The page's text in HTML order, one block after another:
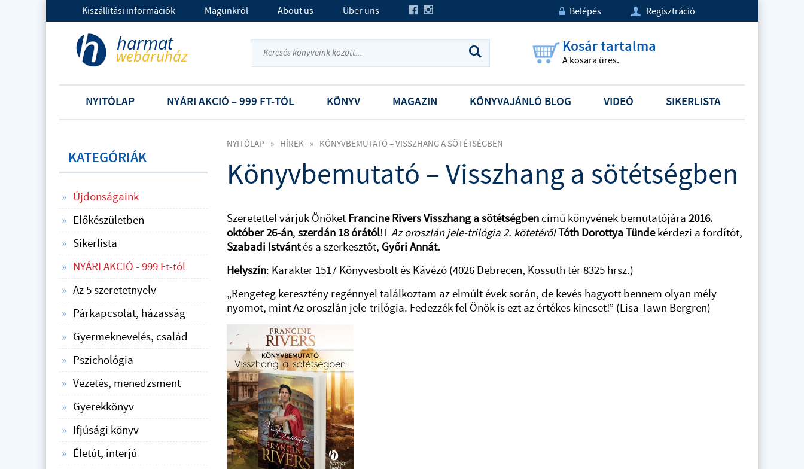
Kiszállítási információk Magunkról About us Über uns w Belépés U Regisztráció
Kosár tartalma
A kosara üres.
NYITÓLAP NYÁRI AKCIÓ – 999 FT-TÓL KÖNYV MAGAZIN KÖNYVAJÁNLÓ BLOG VIDEÓ SIKERLISTA
NYITÓLAP » HÍREK » KÖNYVBEMUTATÓ – VISSZHANG A SÖTÉTSÉGBEN
Könyvbemutató – Visszhang a sötétségben
Szeretettel várjuk Önöket Francine Rivers Visszhang a sötétségbencímű könyvének bemutatójára 2016.
október 26-án, szerdán 18 órától!TAz oroszlán jele-trilógia 2. kötetérőlTóth Dorottya Tündekérdezi a fordítót,
Szabadi Istvántés a szerkesztőt, Győri Annát.
Helyszín: Karakter 1517 Könyvesbolt és Kávézó (4026 Debrecen, Kossuth tér 8325 hrsz.)
„Rengeteg keresztény regénnyel találkoztam az elmúlt évek során, de kevés hagyott bennem olyan mély
nyomot, mint Az oroszlán jele-trilógia. Fedezzék fel Önök is ezt az értékes kincset!” (Lisa Tawn Bergren)
KATEGÓRIÁK
Újdonságaink
Előkészületben
Sikerlista
NYÁRI AKCIÓ - 999 Ft-tól
Az 5 szeretetnyelv
Párkapcsolat, házasság
Gyermeknevelés, család
Pszichológia
Vezetés, menedzsment
Gyerekkönyv
Ifjúsági könyv
Életút, interjú